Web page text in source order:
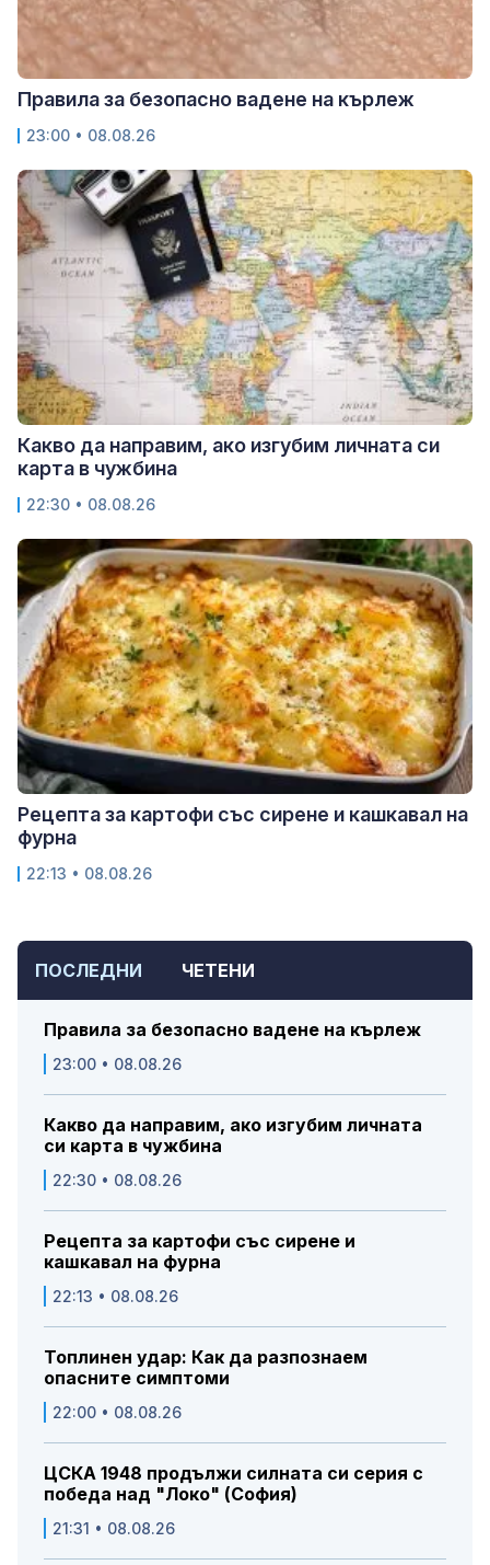
ПОСЛЕДНИ ЧЕТЕНИ
Правила за безопасно вадене на кърлеж
23:00 • 08.08.26
Какво да направим, ако изгубим личната
си карта в чужбина
22:30 • 08.08.26
Рецепта за картофи със сирене и
кашкавал на фурна
22:13 • 08.08.26
Топлинен удар: Как да разпознаем
опасните симптоми
22:00 • 08.08.26
ЦСКА 1948 продължи силната си серия с
победа над "Локо" (София)
21:31 • 08.08.26
Правила за безопасно вадене на кърлеж
23:00 • 08.08.26
Какво да направим, ако изгубим личната си
карта в чужбина
22:30 • 08.08.26
Рецепта за картофи със сирене и кашкавал на
фурна
22:13 • 08.08.26